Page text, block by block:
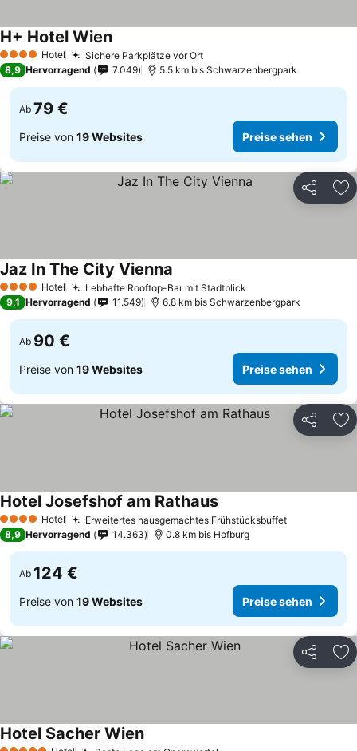
4 Sterne Hotel Sichere Parkplätze vor Ort
H+ Hotel Wien
8,9 Hervorragend 7.049 5.5 km bis Schwarzenbergpark
Ab 79 €
Preise von 19 Websites Preise sehen
Teilen
4 Sterne Hotel Lebhafte Rooftop-Bar mit Stadtblick
Jaz In The City Vienna
9,1 Hervorragend 11.549 6.8 km bis Schwarzenbergpark
Ab 90 €
Preise von 19 Websites Preise sehen
Teilen
4 Sterne Hotel Erweitertes hausgemachtes Frühstücksbuffet
Hotel Josefshof am Rathaus
8,9 Hervorragend 14.363 0.8 km bis Hofburg
Ab 124 €
Preise von 19 Websites Preise sehen
Teilen
Hotel Sacher Wien